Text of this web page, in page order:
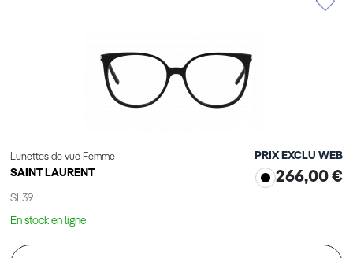
Lunettes de vue Femme
SAINT LAURENT
SL39
PRIX EXCLU WEB
266,00 €
En stock en ligne